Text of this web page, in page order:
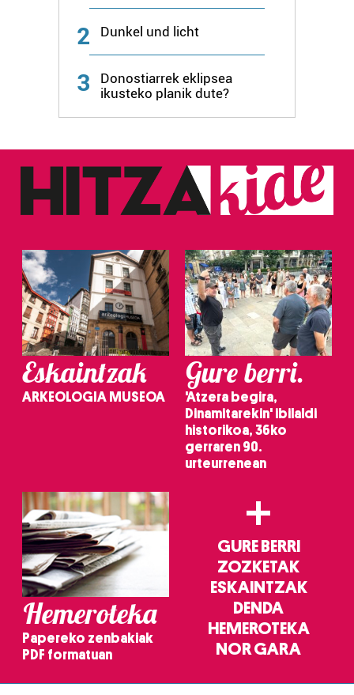
Bazkide batzuek ez dizute baimenik eskatzen, eta beren
interes komertzial legitimoetan babesten dira. Ikusi gure
duten interes legitimoa eta horren aurka nola egin
buruzko informazio gehiago eta ezarri zure lehentasunak
datuen atalean. Edozein unetan alda edo ken dezakezu
zure baimena Cookieen adierazpenean.
fitxategiak erabiltzen ditu. Zure esperientzia eta
zerbitzuak hobetzeko asmoz, cookie teknologiaz
baliatzen gara. Ohar hau onartuz gero, teknologia hori
erabiltzeko baimen esplizitua ematen diguzu.Gehiago
irakurri
2 Dunkel und licht
3
Donostiarrek eklipsea
ikusteko planik dute?
Eskaintzak
ARKEOLOGIA MUSEOA
Gure berri.
'Atzera begira,
Dinamitarekin' ibilaldi
historikoa, 36ko
gerraren 90.
urteurrenean
Hemeroteka
Papereko zenbakiak
PDF formatuan
+
GURE BERRI
ZOZKETAK
ESKAINTZAK
DENDA
HEMEROTEKA
NOR GARA